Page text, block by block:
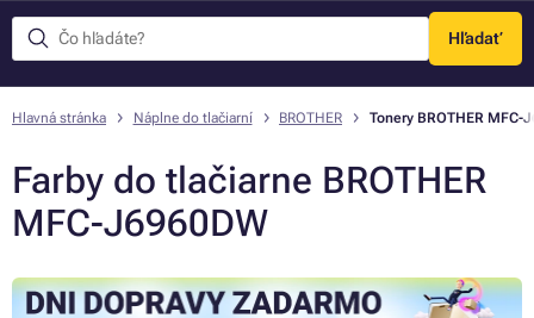
Hľadať
Menu
Hlavná stránka Náplne do tlačiarní BROTHER Tonery BROTHER MFC-
Farby do tlačiarne BROTHER
MFC-J6960DW